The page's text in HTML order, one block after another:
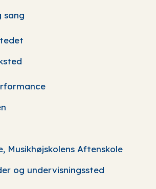
sang
Musikhøjskolens Aftenskole
og undervisningssted